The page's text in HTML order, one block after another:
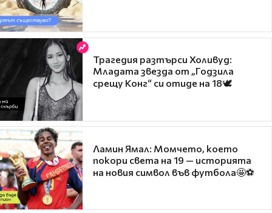
Трагедия разтърси Холивуд:
Младата звезда от „Годзила
срещу Конг“ си отиде на 18🕊️
Ламин Ямал: Момчето, което
покори света на 19 — историята
на новия символ във футбола🤩⚽